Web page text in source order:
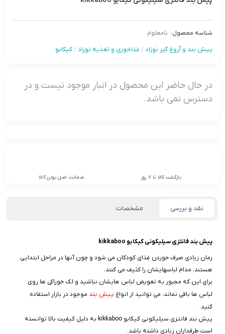
شناسه محصول: نامعلوم
پیش بند و آروغ گیر نوزاد / غذاخوری و تغذیه نوزاد /کیکابو
در حال حاضر این محصول در انبار موجود نیست و در
دسترس نمی باشد.
بازگشت کالا تا 7 روز ضمانت اصل بودن کالا
نقد و بررسی مشخصات
پيش بند فانتزی سيليکونى کیکابو kikkaboo
زمان زیادی صرف خوردن غذای کودکان می شود و چون آنها در مراحل ابتدایی
هستند، مدام لباسهایشان را کثیف می کنند.
برای این که مجبور به تعویض لباس هایشان نباشید و لک خوراکی ها روی
لباس ها باقی نماند، می توانید از انواع پیش بند موجود در بازار استفاده
کنید.
پيش بند فانتزی سيليکونى کیکابو kikkaboo به دلیل کیفیت بالا توانسته
است طرفداران زیادی داشته باشد.